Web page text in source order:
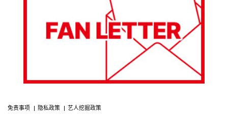
免责事项 隐私政策 艺人挖掘政策